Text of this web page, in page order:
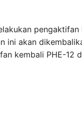
ini akan
kembali PHE-12